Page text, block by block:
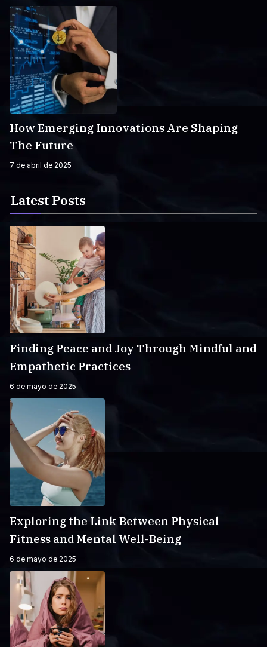
How Emerging Innovations Are Shaping
The Future
7 de abril de 2025
Latest Posts
Finding Peace and Joy Through Mindful and
Empathetic Practices
6 de mayo de 2025
Exploring the Link Between Physical
Fitness and Mental Well-Being
6 de mayo de 2025